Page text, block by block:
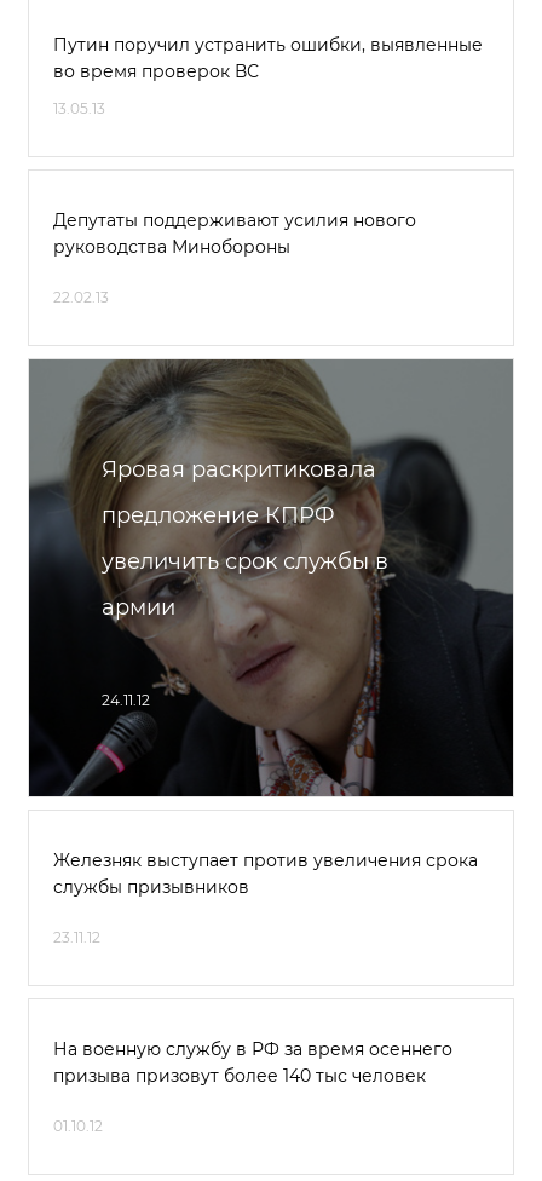
Путин поручил устранить ошибки, выявленные
во время проверок ВС
13.05.13
Депутаты поддерживают усилия нового
руководства Минобороны
22.02.13
Яровая раскритиковала
предложение КПРФ
увеличить срок службы в
армии
24.11.12
Железняк выступает против увеличения срока
службы призывников
23.11.12
На военную службу в РФ за время осеннего
призыва призовут более 140 тыс человек
01.10.12